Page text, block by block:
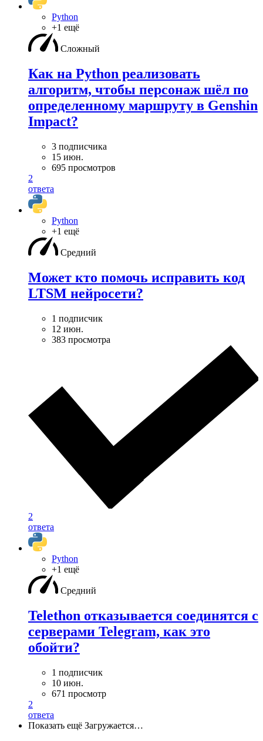
Python
+1 ещё
Сложный
Как на Python реализовать
алгоритм, чтобы персонаж шёл по
определенному маршруту в Genshin
Impact?
3 подписчика
15 июн.
695 просмотров
2
ответа
Python
+1 ещё
Средний
Может кто помочь исправить код
LTSM нейросети?
1 подписчик
12 июн.
383 просмотра
2
ответа
Python
+1 ещё
Средний
Telethon отказывается соединятся с
серверами Telegram, как это
обойти?
1 подписчик
10 июн.
671 просмотр
2
ответа
Показать ещё Загружается…